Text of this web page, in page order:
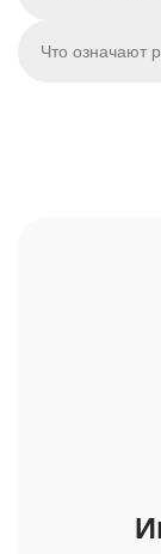
Что означают